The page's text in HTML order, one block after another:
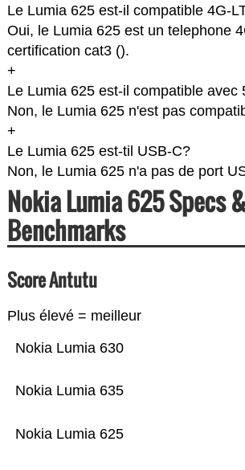
Le Lumia 625 est-il compatible 4G-
Oui, le Lumia 625 est un telephone
certification cat3 ().
+
Le Lumia 625 est-il compatible avec
Non, le Lumia 625 n'est pas
+
Le Lumia 625 est-til USB-C?
Non, le Lumia 625 n'a pas de port
Nokia Lumia 625 Specs
Benchmarks
Score Antutu
Plus élevé = meilleur
Nokia Lumia 625
Nokia Lumia 635
Nokia Lumia 630